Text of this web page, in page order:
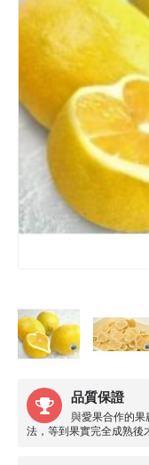
品質保證
與愛果合作的果
法，等到果實完全成熟後